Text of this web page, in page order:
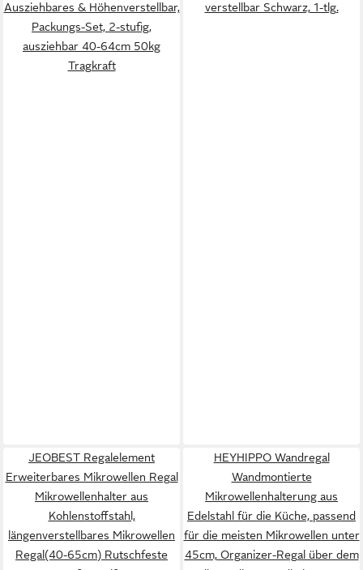
Ausziehbares & Höhenverstellbar,
Packungs-Set, 2-stufig,
ausziehbar 40-64cm 50kg
Tragkraft
verstellbar Schwarz, 1-tlg.
JEOBEST Regalelement
Erweiterbares Mikrowellen Regal
Mikrowellenhalter aus
Kohlenstoffstahl,
längenverstellbares Mikrowellen
Regal(40-65cm) Rutschfeste
HEYHIPPO Wandregal
Wandmontierte
Mikrowellenhalterung aus
Edelstahl für die Küche, passend
für die meisten Mikrowellen unter
45cm, Organizer-Regal über dem